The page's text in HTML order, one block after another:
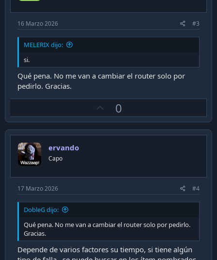
16 Marzo 2026 #3
MELERIX dijo:
si.
Qué pena. No me van a cambiar el router solo por
pedirlo. Gracias.
p
v
0
ervando
Capo
17 Marzo 2026 #4
DobleG dijo:
Qué pena. No me van a cambiar el router solo por pedirlo.
Gracias.
Depende de varios factores su tiempo, si tiene algún